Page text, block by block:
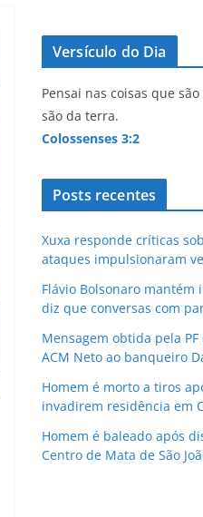
Versículo do Dia
Pensai nas coisas que
são da terra.
Colossenses 3:2
Posts recentes
Xuxa responde críticas
ataques impulsionaram
Flávio Bolsonaro mantém
diz que conversas com
Mensagem obtida pela
ACM Neto ao banqueiro
Homem é morto a tiros
invadirem residência em
Homem é baleado após
Centro de Mata de São